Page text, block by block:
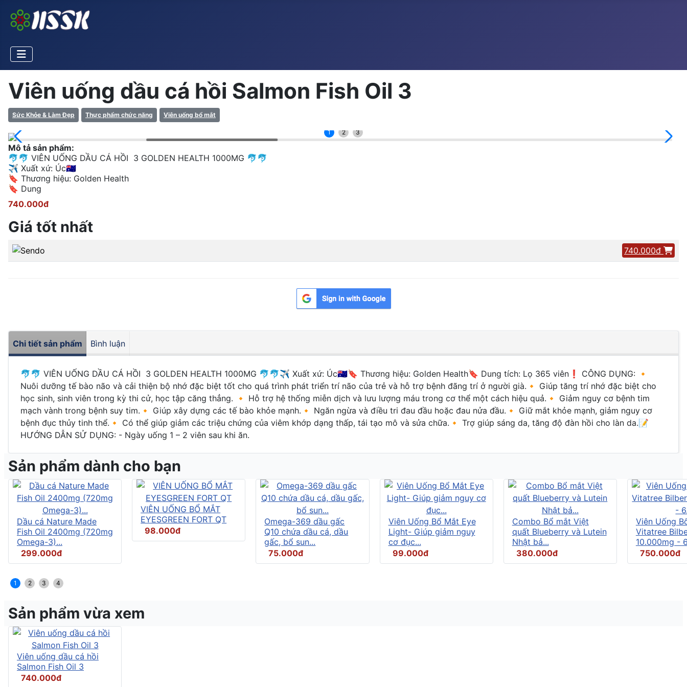
Viên uống dầu cá hồi Salmon Fish Oil 3
Sức Khỏe & Làm Đẹp Thực phẩm chức năng Viên uống bổ mắt
1 2 3
Mô tả sản phẩm:
🐬🐬 VIÊN UỐNG DẦU CÁ HỒI 3 GOLDEN HEALTH 1000MG 🐬🐬
✈️ Xuất xứ: Úc🇦🇺
🔖 Thương hiệu: Golden Health
🔖 Dung
740.000đ
Giá tốt nhất
740.000đ
Chi tiết sản phẩm Bình luận
🐬🐬 VIÊN UỐNG DẦU CÁ HỒI 3 GOLDEN HEALTH 1000MG 🐬🐬✈️ Xuất xứ: Úc🇦🇺🔖 Thương hiệu: Golden Health🔖 Dung tích: Lọ 365 viên❗️ CÔNG DỤNG: 🔸
Nuôi dưỡng tế bào não và cải thiện bộ nhớ đặc biệt tốt cho quá trình phát triển trí não của trẻ và hỗ trợ bệnh đãng trí ở người già.🔸 Giúp tăng trí nhớ đặc biệt cho
học sinh, sinh viên trong kỳ thi cử, học tập căng thẳng. 🔸 Hỗ trợ hệ thống miễn dịch và lưu lượng máu trong cơ thể một cách hiệu quả.🔸 Giảm nguy cơ bệnh tim
mạch vành trong bệnh suy tim.🔸 Giúp xây dựng các tế bào khỏe mạnh.🔸 Ngăn ngừa và điều tri đau đầu hoặc đau nửa đầu.🔸 Giữ mắt khỏe mạnh, giảm nguy cơ
bệnh đục thủy tinh thể.🔸 Có thể giúp giảm các triệu chứng của viêm khớp dạng thấp, tái tạo mô và sửa chữa.🔸 Trợ giúp sáng da, tăng độ đàn hồi cho làn da.📝
HƯỚNG DẪN SỬ DỤNG: - Ngày uống 1 – 2 viên sau khi ăn.
Sản phẩm dành cho bạn
Dầu cá Nature Made
Fish Oil 2400mg (720mg
Omega-3)...
299.000đ
VIÊN UỐNG BỔ MẮT
EYESGREEN FORT QT
98.000đ
Omega-369 dầu gấc
Q10 chứa dầu cá, dầu
gấc, bổ sun...
75.000đ
Viên Uống Bổ Mắt Eye
Light- Giúp giảm nguy
cơ đục...
99.000đ
Combo Bổ mắt Việt
quất Blueberry và Lutein
Nhật bả...
380.000đ
Viên Uống
Vitatree
10.000mg -
750.000đ
1 2 3 4
Sản phẩm vừa xem
Viên uống dầu cá hồi
Salmon Fish Oil 3
740.000đ